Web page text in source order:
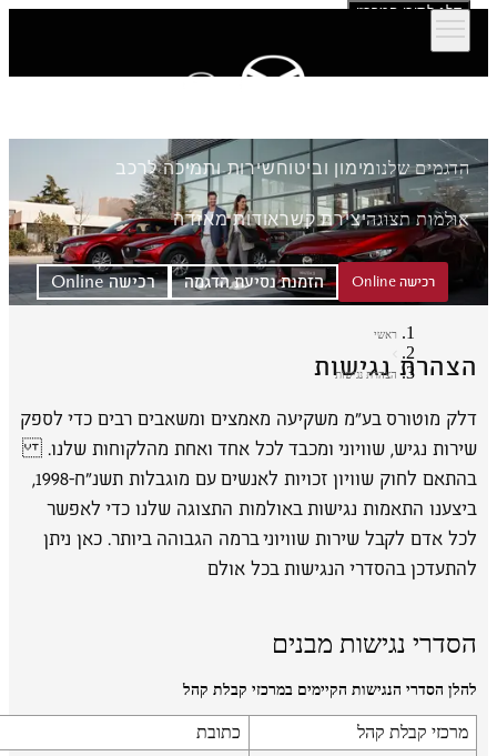
דלג לתוכן המרכזי
הדגמים שלנומימון וביטוחשירות ותמיכה לרכב
אולמות תצוגהיצירת קשראודות מאזדה
רכישה Online הזמנת נסיעת הדגמה רכישה Online
ראשי
הצהרת נגישות
הצהרת נגישות
דלק מוטורס בע"מ משקיעה מאמצים ומשאבים רבים כדי לספק
שירות נגיש, שוויוני ומכבד לכל אחד ואחת מהלקוחות שלנו.
בהתאם לחוק שוויון זכויות לאנשים עם מוגבלות תשנ״ח-1998,
ביצענו התאמות נגישות באולמות התצוגה שלנו כדי לאפשר
לכל אדם לקבל שירות שוויוני ברמה הגבוהה ביותר. כאן ניתן
להתעדכן בהסדרי הנגישות בכל אולם
הסדרי נגישות מבנים
להלן הסדרי הנגישות הקיימים במרכזי קבלת קהל
מרכזי קבלת קהל כתובת